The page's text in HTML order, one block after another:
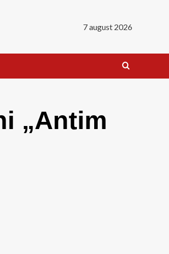
7 august 2026
„Antim